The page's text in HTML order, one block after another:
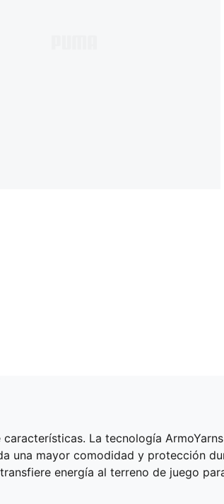
La tecnología
una mayor comodidad y protección
energía al terreno de juego